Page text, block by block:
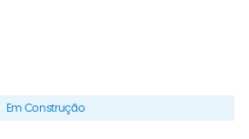
Em Construção